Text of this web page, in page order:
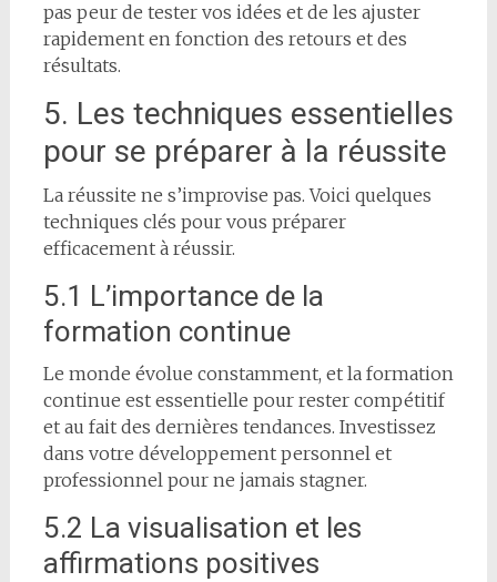
pas peur de tester vos idées et de les ajuster
rapidement en fonction des retours et des
résultats.
5. Les techniques essentielles
pour se préparer à la réussite
La réussite ne s’improvise pas. Voici quelques
techniques clés pour vous préparer
efficacement à réussir.
5.1 L’importance de la
formation continue
Le monde évolue constamment, et la formation
continue est essentielle pour rester compétitif
et au fait des dernières tendances. Investissez
dans votre développement personnel et
professionnel pour ne jamais stagner.
5.2 La visualisation et les
affirmations positives